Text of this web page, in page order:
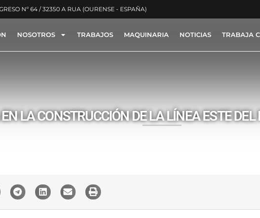
Nº 64 / 32350 A RUA (OURENSE - ESPAÑA)
NOSOTROS TRABAJOS MAQUINARIA NOTICIAS TRABAJA
LA CONSTRUCCIÓN DE LA LÍNEA ESTE